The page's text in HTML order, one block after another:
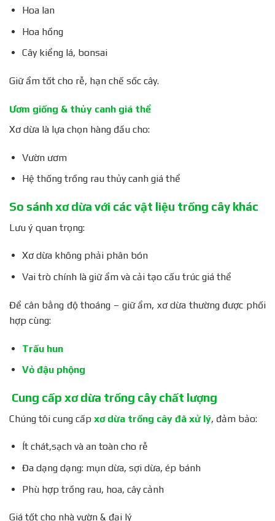
Hoa lan
Hoa hồng
Cây kiểng lá, bonsai
Giữ ẩm tốt cho rễ, hạn chế sốc cây.
Ươm giống & thủy canh giá thể
Xơ dừa là lựa chọn hàng đầu cho:
Vườn ươm
Hệ thống trồng rau thủy canh giá thể
So sánh xơ dừa với các vật liệu trồng cây khác
Lưu ý quan trọng:
Xơ dừa không phải phân bón
Vai trò chính là giữ ẩm và cải tạo cấu trúc giá thể
Để cân bằng độ thoáng – giữ ẩm, xơ dừa thường được phối
hợp cùng:
Trấu hun
Vỏ đậu phộng
Cung cấp xơ dừa trồng cây chất lượng
Chúng tôi cung cấp xơ dừa trồng cây đã xử lý, đảm bảo:
Ít chát,sạch và an toàn cho rễ
Đa dạng dạng: mụn dừa, sợi dừa, ép bánh
Phù hợp trồng rau, hoa, cây cảnh
Giá tốt cho nhà vườn & đại lý